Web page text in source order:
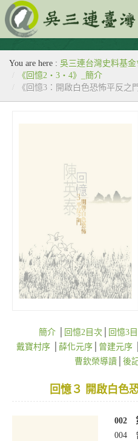
關於本會
歷史教室
專題
台灣史料中心
You are here : 吳三連台灣史料基金
/
《回憶2‧3‧4》_簡介
/
《回憶3：開啟白色恐怖平反之
簡介 回憶2目次 回憶3
戴寶村序
薛化元序 曾建元序
曹欽榮導讀
後
回憶３ 開啟白色
002
004